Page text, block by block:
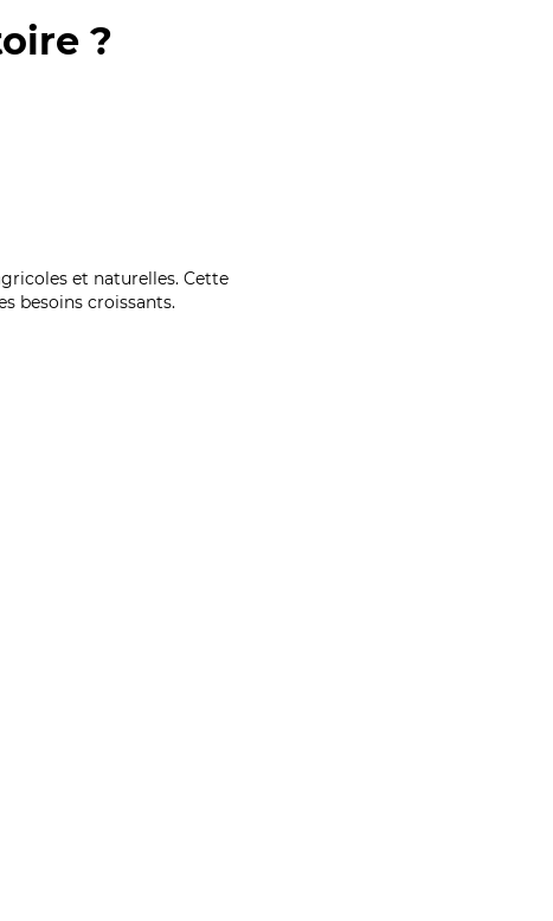
?
et naturelles. Cette
besoins croissants.